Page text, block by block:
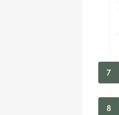
7
8